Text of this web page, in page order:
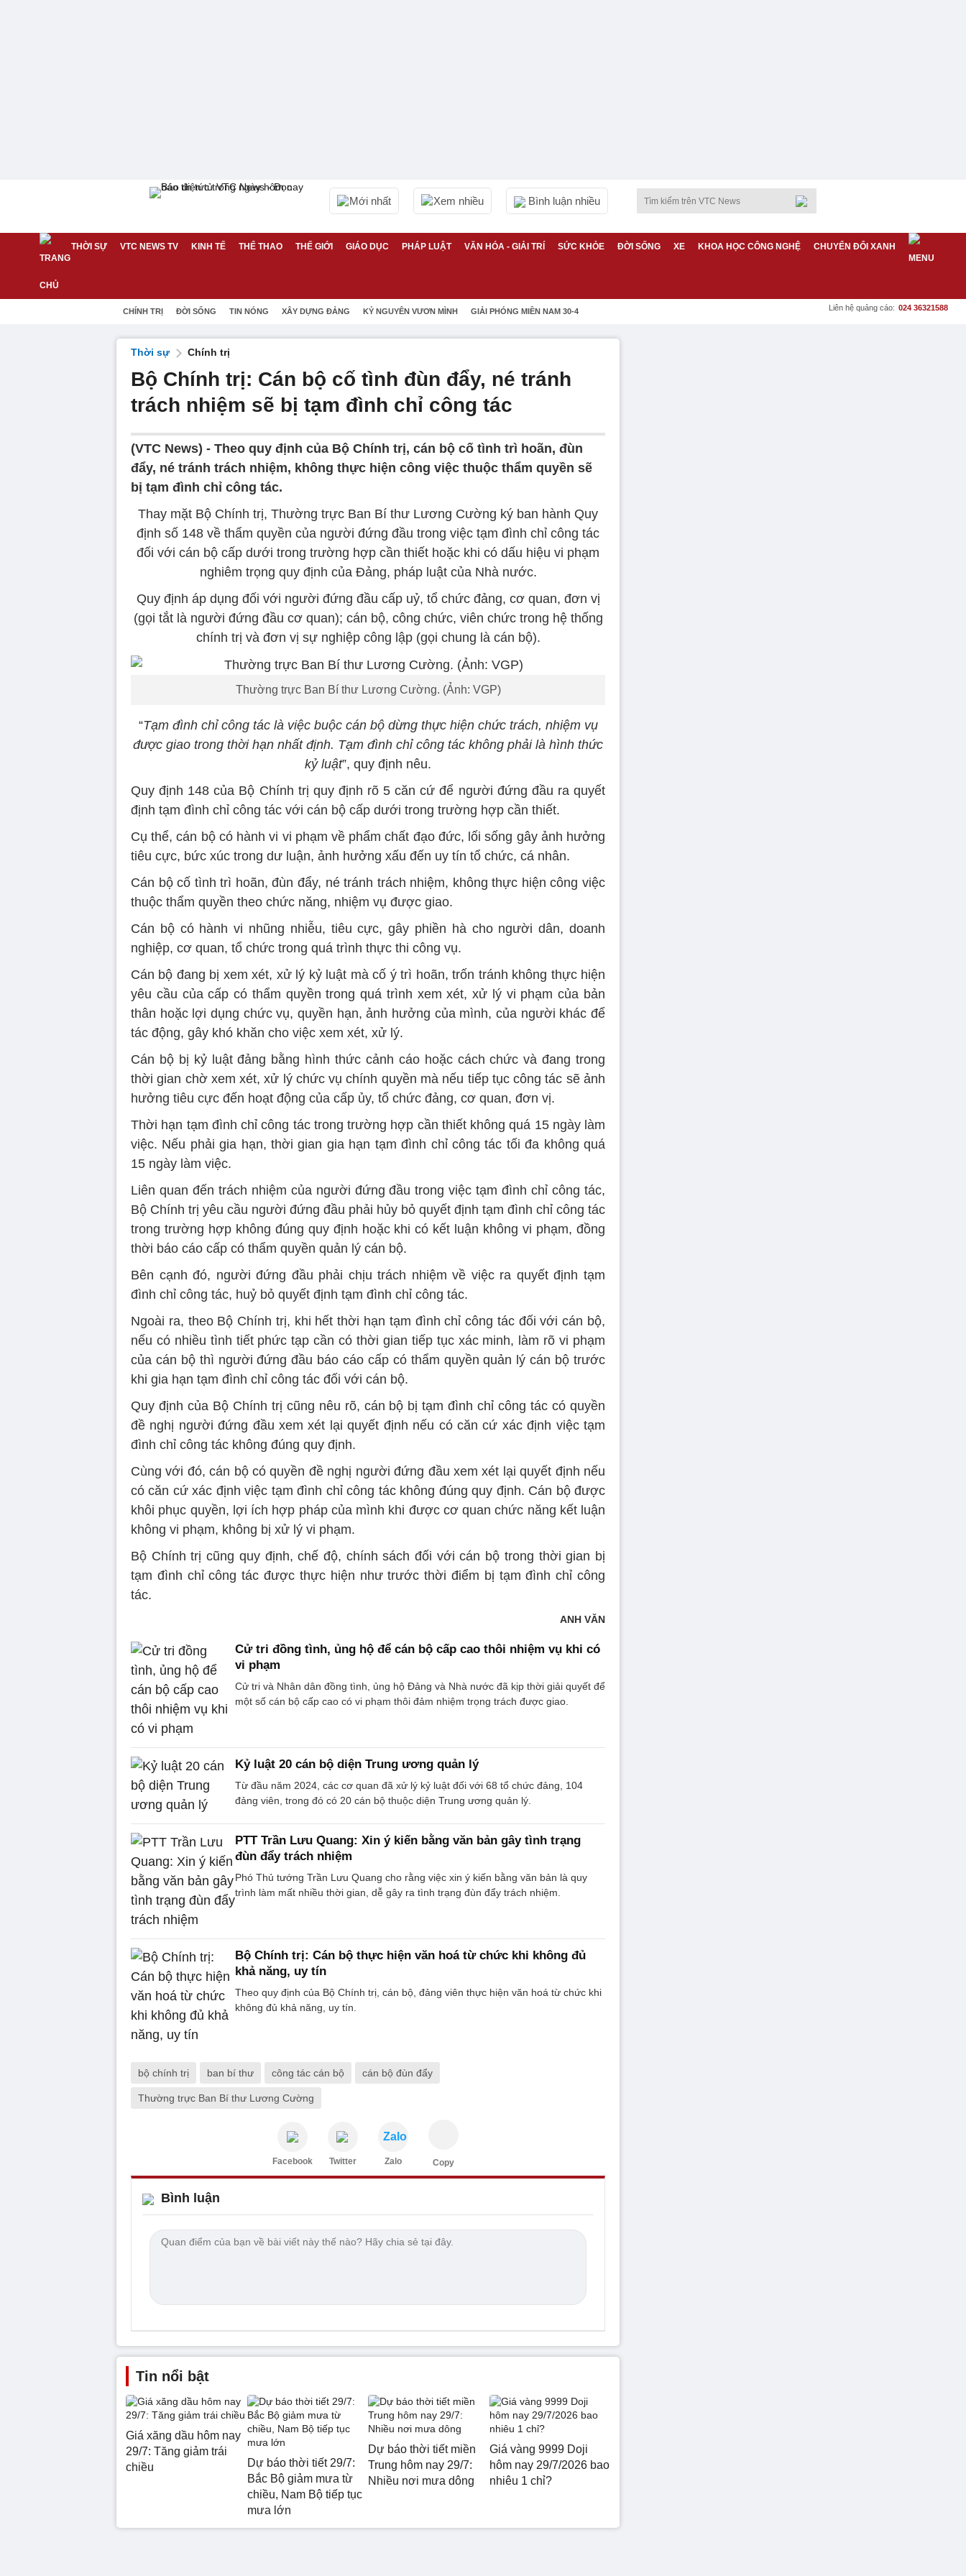
Mới nhất Xem nhiều Bình luận nhiều
THỜI SỰ VTC NEWS TV KINH TẾ THỂ THAO THẾ GIỚI GIÁO DỤC PHÁP LUẬT VĂN HÓA - GIẢI TRÍ SỨC KHỎE ĐỜI SỐNG XE KHOA HỌC CÔNG NGHỆ CHUYỂN ĐỔI XANH
CHÍNH TRỊ ĐỜI SỐNG TIN NÓNG XÂY DỰNG ĐẢNG KỶ NGUYÊN VƯƠN MÌNH GIẢI PHÓNG MIỀN NAM 30-4 Liên hệ quảng cáo: 024 36321588
Thời sự Chính trị
Bộ Chính trị: Cán bộ cố tình đùn đẩy, né tránh
trách nhiệm sẽ bị tạm đình chỉ công tác
(VTC News) - Theo quy định của Bộ Chính trị, cán bộ cố tình trì hoãn, đùn
đẩy, né tránh trách nhiệm, không thực hiện công việc thuộc thẩm quyền sẽ
bị tạm đình chỉ công tác.
Thay mặt Bộ Chính trị, Thường trực Ban Bí thư Lương Cường ký ban hành Quy
định số 148 về thẩm quyền của người đứng đầu trong việc tạm đình chỉ công tác
đối với cán bộ cấp dưới trong trường hợp cần thiết hoặc khi có dấu hiệu vi phạm
nghiêm trọng quy định của Đảng, pháp luật của Nhà nước.
Quy định áp dụng đối với người đứng đầu cấp uỷ, tổ chức đảng, cơ quan, đơn vị
(gọi tắt là người đứng đầu cơ quan); cán bộ, công chức, viên chức trong hệ thống
chính trị và đơn vị sự nghiệp công lập (gọi chung là cán bộ).
Thường trực Ban Bí thư Lương Cường. (Ảnh: VGP)
“Tạm đình chỉ công tác là việc buộc cán bộ dừng thực hiện chức trách, nhiệm vụ
được giao trong thời hạn nhất định. Tạm đình chỉ công tác không phải là hình thức
kỷ luật”, quy định nêu.
Quy định 148 của Bộ Chính trị quy định rõ 5 căn cứ để người đứng đầu ra quyết
định tạm đình chỉ công tác với cán bộ cấp dưới trong trường hợp cần thiết.
Cụ thể, cán bộ có hành vi vi phạm về phẩm chất đạo đức, lối sống gây ảnh hưởng
tiêu cực, bức xúc trong dư luận, ảnh hưởng xấu đến uy tín tổ chức, cá nhân.
Cán bộ cố tình trì hoãn, đùn đẩy, né tránh trách nhiệm, không thực hiện công việc
thuộc thẩm quyền theo chức năng, nhiệm vụ được giao.
Cán bộ có hành vi nhũng nhiễu, tiêu cực, gây phiền hà cho người dân, doanh
nghiệp, cơ quan, tổ chức trong quá trình thực thi công vụ.
Cán bộ đang bị xem xét, xử lý kỷ luật mà cố ý trì hoãn, trốn tránh không thực hiện
yêu cầu của cấp có thẩm quyền trong quá trình xem xét, xử lý vi phạm của bản
thân hoặc lợi dụng chức vụ, quyền hạn, ảnh hưởng của mình, của người khác để
tác động, gây khó khăn cho việc xem xét, xử lý.
Cán bộ bị kỷ luật đảng bằng hình thức cảnh cáo hoặc cách chức và đang trong
thời gian chờ xem xét, xử lý chức vụ chính quyền mà nếu tiếp tục công tác sẽ ảnh
hưởng tiêu cực đến hoạt động của cấp ủy, tổ chức đảng, cơ quan, đơn vị.
Thời hạn tạm đình chỉ công tác trong trường hợp cần thiết không quá 15 ngày làm
việc. Nếu phải gia hạn, thời gian gia hạn tạm đình chỉ công tác tối đa không quá
15 ngày làm việc.
Liên quan đến trách nhiệm của người đứng đầu trong việc tạm đình chỉ công tác,
Bộ Chính trị yêu cầu người đứng đầu phải hủy bỏ quyết định tạm đình chỉ công tác
trong trường hợp không đúng quy định hoặc khi có kết luận không vi phạm, đồng
thời báo cáo cấp có thẩm quyền quản lý cán bộ.
Bên cạnh đó, người đứng đầu phải chịu trách nhiệm về việc ra quyết định tạm
đình chỉ công tác, huỷ bỏ quyết định tạm đình chỉ công tác.
Ngoài ra, theo Bộ Chính trị, khi hết thời hạn tạm đình chỉ công tác đối với cán bộ,
nếu có nhiều tình tiết phức tạp cần có thời gian tiếp tục xác minh, làm rõ vi phạm
của cán bộ thì người đứng đầu báo cáo cấp có thẩm quyền quản lý cán bộ trước
khi gia hạn tạm đình chỉ công tác đối với cán bộ.
Quy định của Bộ Chính trị cũng nêu rõ, cán bộ bị tạm đình chỉ công tác có quyền
đề nghị người đứng đầu xem xét lại quyết định nếu có căn cứ xác định việc tạm
đình chỉ công tác không đúng quy định.
Cùng với đó, cán bộ có quyền đề nghị người đứng đầu xem xét lại quyết định nếu
có căn cứ xác định việc tạm đình chỉ công tác không đúng quy định. Cán bộ được
khôi phục quyền, lợi ích hợp pháp của mình khi được cơ quan chức năng kết luận
không vi phạm, không bị xử lý vi phạm.
Bộ Chính trị cũng quy định, chế độ, chính sách đối với cán bộ trong thời gian bị
tạm đình chỉ công tác được thực hiện như trước thời điểm bị tạm đình chỉ công
tác.
ANH VĂN
Cử tri đồng tình, ủng hộ để cán bộ cấp cao thôi nhiệm vụ khi có
vi phạm
Cử tri và Nhân dân đồng tình, ủng hộ Đảng và Nhà nước đã kịp thời giải quyết để
một số cán bộ cấp cao có vi phạm thôi đảm nhiệm trọng trách được giao.
Kỷ luật 20 cán bộ diện Trung ương quản lý
Từ đầu năm 2024, các cơ quan đã xử lý kỷ luật đối với 68 tổ chức đảng, 104
đảng viên, trong đó có 20 cán bộ thuộc diện Trung ương quản lý.
PTT Trần Lưu Quang: Xin ý kiến bằng văn bản gây tình trạng
đùn đẩy trách nhiệm
Phó Thủ tướng Trần Lưu Quang cho rằng việc xin ý kiến bằng văn bản là quy
trình làm mất nhiều thời gian, dễ gây ra tình trạng đùn đẩy trách nhiệm.
Bộ Chính trị: Cán bộ thực hiện văn hoá từ chức khi không đủ
khả năng, uy tín
Theo quy định của Bộ Chính trị, cán bộ, đảng viên thực hiện văn hoá từ chức khi
không đủ khả năng, uy tín.
bộ chính trị ban bí thư công tác cán bộ cán bộ đùn đẩy
Thường trực Ban Bí thư Lương Cường
Facebook Twitter
Zalo
Zalo Copy
Bình luận
Tin nổi bật
Giá xăng dầu hôm nay
29/7: Tăng giảm trái
chiều
Dự báo thời tiết 29/7:
Bắc Bộ giảm mưa từ
chiều, Nam Bộ tiếp tục
mưa lớn
Dự báo thời tiết miền
Trung hôm nay 29/7:
Nhiều nơi mưa dông
Giá vàng 9999 Doji
hôm nay 29/7/2026 bao
nhiêu 1 chỉ?